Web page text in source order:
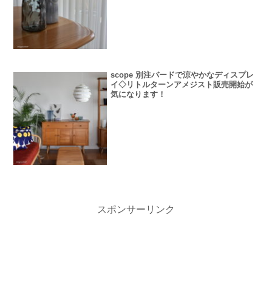
scope 別注バードで涼やかなディスプレ
イ◇リトルターンアメジスト販売開始が
気になります！
スポンサーリンク